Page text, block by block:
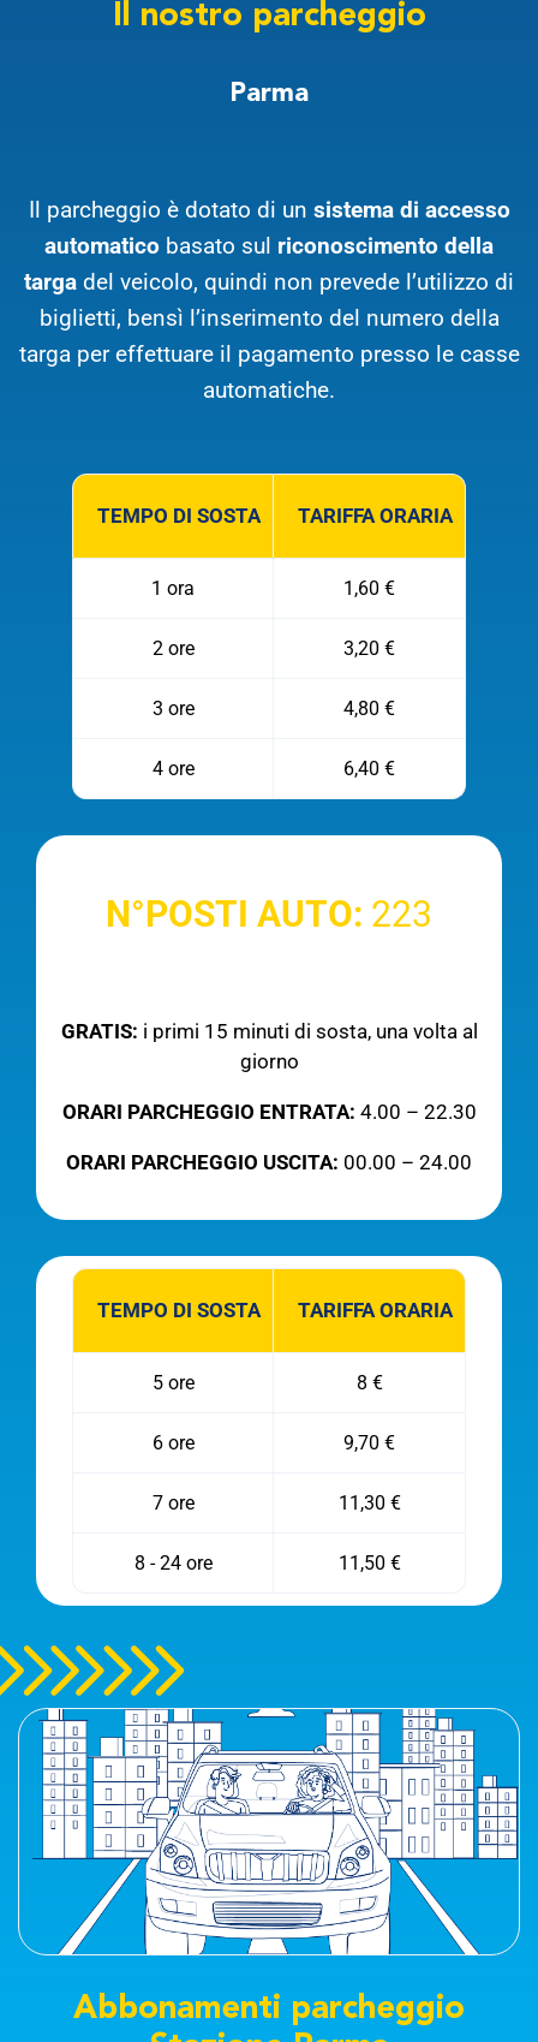
VAI
Il nostro parcheggio
Parma
Il parcheggio è dotato di un sistema di accesso
automatico basato sul riconoscimento della
targa del veicolo, quindi non prevede l’utilizzo di
biglietti, bensì l’inserimento del numero della
targa per effettuare il pagamento presso le casse
automatiche.
TEMPO DI SOSTA TARIFFA ORARIA
1 ora 1,60 €
2 ore 3,20 €
3 ore 4,80 €
4 ore 6,40 €
N°POSTI AUTO: 223
GRATIS: i primi 15 minuti di sosta, una volta al
giorno
ORARI PARCHEGGIO ENTRATA: 4.00 – 22.30
ORARI PARCHEGGIO USCITA: 00.00 – 24.00
TEMPO DI SOSTA TARIFFA ORARIA
5 ore 8 €
6 ore 9,70 €
7 ore 11,30 €
8 - 24 ore 11,50 €
Abbonamenti parcheggio